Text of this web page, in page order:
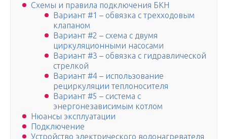
Схемы и правила подключения БКН
Вариант #1 – обвязка с трехходовым
клапаном
Вариант #2 – схема с двумя
циркуляционными насосами
Вариант #3 – обвязка с гидравлической
стрелкой
Вариант #4 – использование
рециркуляции теплоносителя
Вариант #5 – система с
энергонезависимым котлом
Нюансы эксплуатации
Подключение
Устройство электрического водонагревателя